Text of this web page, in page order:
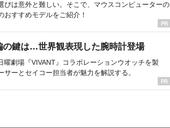
びは意外と難しい。そこで、マウスコンピューターの
おすすめモデルをご紹介！
の鍵は…世界観表現した腕時計登場
曜劇場『VIVANT』コラボレーションウオッチを製
サーとセイコー担当者が魅力を解説する。